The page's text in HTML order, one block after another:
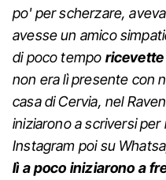
po' per scherzare,
avesse un amico
di poco tempo
non era lì presente con
casa di Cervia, nel
iniziarono a scriversi
Instagram poi su
lì a poco iniziarono a